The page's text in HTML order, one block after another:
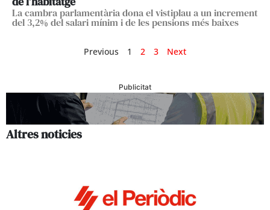
La cambra parlamentària dona el vistiplau a un increment
del 3,2% del salari mínim i de les pensions més baixes
Previous 1 2 3 Next
Publicitat
Altres noticies